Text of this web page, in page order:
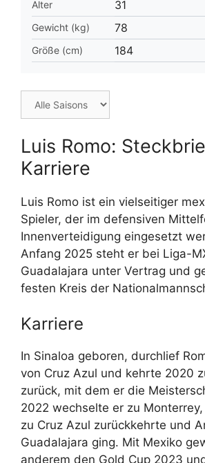
Alter 31
Gewicht (kg) 78
Größe (cm) 184
Luis Romo:
Karriere
Luis Romo ist ein vielseitiger
Spieler, der im defensiven
Innenverteidigung eingesetzt
Anfang 2025 steht er bei Liga-
Guadalajara unter Vertrag und
festen Kreis der
Karriere
In Sinaloa geboren, durchlief
von Cruz Azul und kehrte 2020
zurück, mit dem er die
2022 wechselte er zu
zu Cruz Azul zurückkehrte und
Guadalajara ging. Mit Mexiko
anderem den Gold Cup 2023